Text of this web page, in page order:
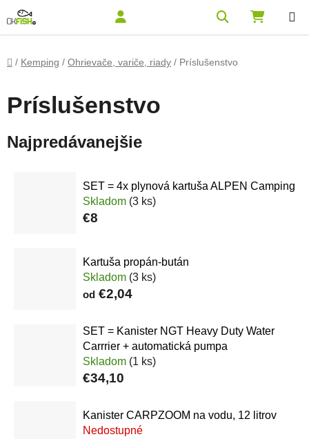
Domov
/ Kemping / Ohrievače, variče, riady / Príslušenstvo
Príslušenstvo
Najpredávanejšie
SET = 4x plynová kartuša ALPEN Camping
Skladom (3 ks)
€8
Kartuša propán-bután
Skladom (3 ks)
od €2,04
SET = Kanister NGT Heavy Duty Water
Carrrier + automatická pumpa
Skladom (1 ks)
€34,10
Kanister CARPZOOM na vodu, 12 litrov
Nedostupné